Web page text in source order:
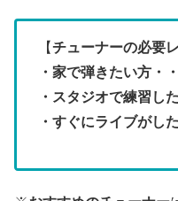
【チューナーの必要
・家で弾きたい方・
・スタジオで練習し
・すぐにライブがし